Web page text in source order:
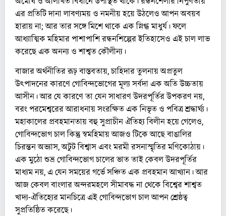
এর প্রতিটি দানা লাবণ্যময় ও নমনীয় হয়ে উঠলেও আপন অবয়ব
হারায় না; আর তার সঙ্গে মিশে থাকে এক স্নিগ্ধ মাধুর্য। ফলে
আধ্যাত্মিক মহিমার পাশাপাশি রন্ধনশিল্পের ইতিহাসেও এই চাল লাভ
করেছে এক অনন্য ও শাশ্বত কৌলীন্য।
বাজার অর্থনীতির রূঢ় বাস্তবতায়, চাহিদার তুলনায় অপ্রতুল
উৎপাদনের কারণে গোবিন্দভোগের মূল্য সর্বদা এক অতি উচ্চতায়
আসীন। আর যে কারণে তা যেন সাধারণ উদরপূর্তির উপকরণ নয়,
বরং পরমেশ্বরের আরাধনায় সংরক্ষিত এক নিভৃত ও পবিত্র শ্রদ্ধার্ঘ্য।
মহাকালের প্রবহমানতায় বহু সুপ্রাচীন ঐতিহ্য বিলীন হয়ে গেলেও,
গোবিন্দভোগ চাল কিন্তু স্বমহিমায় আজও টিকে আছে বাঙালির
চিরন্তন অভ্যাস, অটুট বিশ্বাস এবং মরমী রসনাস্মৃতির মণিকোঠায়।
এক মুঠো শুভ্র গোবিন্দভোগ চালের ভাত তাই কেবল উদরপূর্তির
মাধ্যম নয়, এ যেন সময়ের গর্ভে সঞ্চিত এক প্রবহমান আখ্যান। আর
আজ কেবল বাংলার অন্দরমহলে সীমাবদ্ধ না থেকে বিশ্বের শাশ্বত
খাদ্য-ঐতিহ্যের মানচিত্রে এই গোবিন্দভোগ চাল আপন শ্রেষ্ঠত্ব
সুপ্রতিষ্ঠিত করেছে।